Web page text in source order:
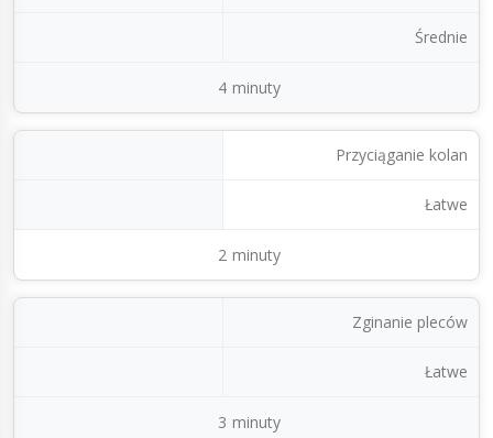
Średnie
4 minuty
Przyciąganie kolan
Łatwe
2 minuty
Zginanie pleców
Łatwe
3 minuty